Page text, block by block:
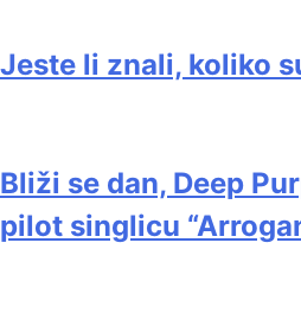
Jeste li znali, koliko
Bliži se dan, Deep
pilot singlicu